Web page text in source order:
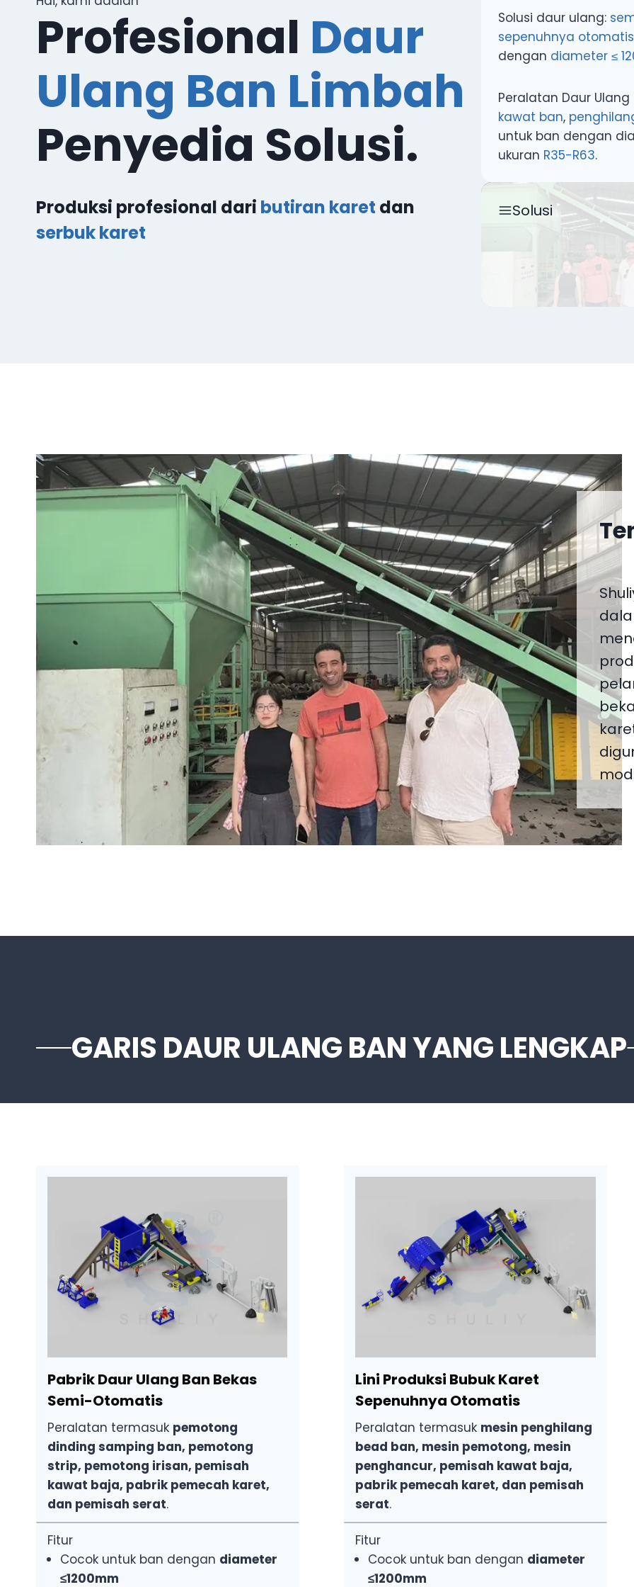
Profesional Daur
Ulang Ban Limbah
Penyedia Solusi.
Produksi profesional dari butiran karet dan
serbuk karet
Solusi daur ulang:
sepenuhnya otomatis
dengan diameter ≤
Peralatan Daur
kawat ban,
untuk ban dengan
ukuran R35-R63.
Solusi
GARIS DAUR ULANG BAN YANG LENGKAP
Pabrik Daur Ulang Ban Bekas
Semi-Otomatis
Peralatan termasuk pemotong
dinding samping ban, pemotong
strip, pemotong irisan, pemisah
kawat baja, pabrik pemecah karet,
dan pemisah serat.
Fitur
Cocok untuk ban dengan diameter
≤1200mm
Lini Produksi Bubuk Karet
Sepenuhnya Otomatis
Peralatan termasuk mesin penghilang
bead ban, mesin pemotong, mesin
penghancur, pemisah kawat baja,
pabrik pemecah karet, dan pemisah
serat.
Fitur
Cocok untuk ban dengan diameter
≤1200mm